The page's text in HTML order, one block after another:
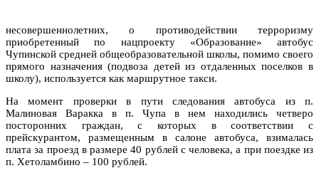
несовершеннолетних, о противодействии терроризму
приобретенный по нацпроекту «Образование» автобус
Чупинской средней общеобразовательной школы, помимо своего
прямого назначения (подвоза детей из отдаленных поселков в
школу), используется как маршрутное такси.
На момент проверки в пути следования автобуса из п.
Малиновая Варакка в п. Чупа в нем находились четверо
посторонних граждан, с которых в соответствии с
прейскурантом, размещенным в салоне автобуса, взималась
плата за проезд в размере 40 рублей с человека, а при поездке из
п. Хетоламбино – 100 рублей.